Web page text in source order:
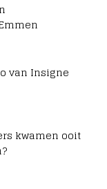
van Insigne
kwamen ooit